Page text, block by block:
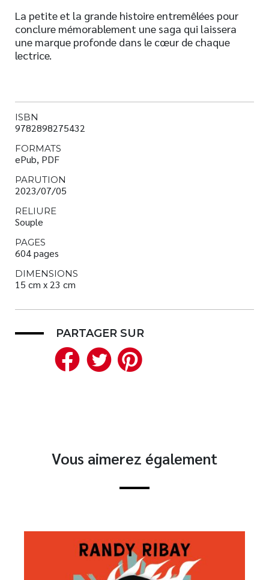
La petite et la grande histoire entremêlées pour
conclure mémorablement une saga qui laissera
une marque profonde dans le cœur de chaque
lectrice.
ISBN
9782898275432
FORMATS
ePub, PDF
PARUTION
2023/07/05
RELIURE
Souple
PAGES
604 pages
DIMENSIONS
15 cm x 23 cm
PARTAGER SUR
Facebook
Twitter
Vous aimerez également